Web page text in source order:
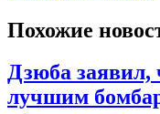
Похожие
Дзюба заявил,
лучшим